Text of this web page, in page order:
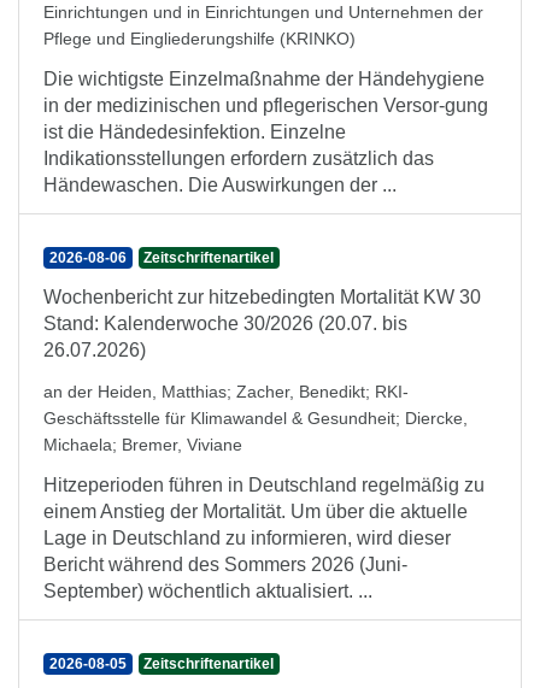
Einrichtungen und in Einrichtungen und Unternehmen der
Pflege und Eingliederungshilfe (KRINKO)
Die wichtigste Einzelmaßnahme der Händehygiene
in der medizinischen und pflegerischen Versor-gung
ist die Händedesinfektion. Einzelne
Indikationsstellungen erfordern zusätzlich das
Händewaschen. Die Auswirkungen der ...
2026-08-06 Zeitschriftenartikel
Wochenbericht zur hitzebedingten Mortalität KW 30
Stand: Kalenderwoche 30/2026 (20.07. bis
26.07.2026)
an der Heiden, Matthias; Zacher, Benedikt; RKI-
Geschäftsstelle für Klimawandel & Gesundheit; Diercke,
Michaela; Bremer, Viviane
Hitzeperioden führen in Deutschland regelmäßig zu
einem Anstieg der Mortalität. Um über die aktuelle
Lage in Deutschland zu informieren, wird dieser
Bericht während des Sommers 2026 (Juni-
September) wöchentlich aktualisiert. ...
2026-08-05 Zeitschriftenartikel